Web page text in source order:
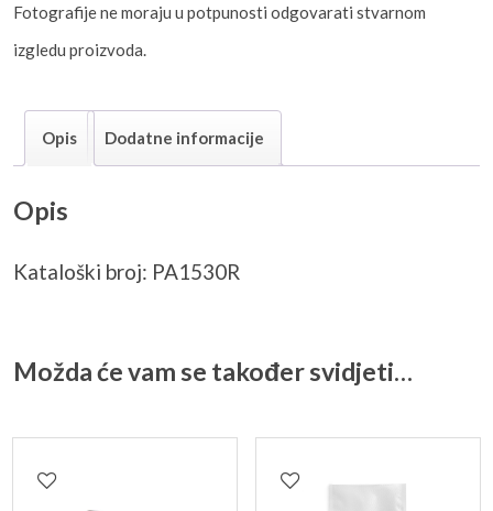
Fotografije ne moraju u potpunosti odgovarati stvarnom
izgledu proizvoda.
Opis Dodatne informacije
Opis
Kataloški broj: PA1530R
Možda će vam se također svidjeti…